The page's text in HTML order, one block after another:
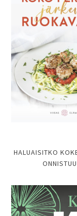
HALUAISITKO